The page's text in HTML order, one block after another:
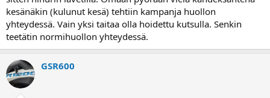
kesänäkin (kulunut kesä) tehtiin kampanja huollon
yhteydessä. Vain yksi taitaa olla hoidettu kutsulla. Senkin
teetätin normihuollon yhteydessä.
GSR600